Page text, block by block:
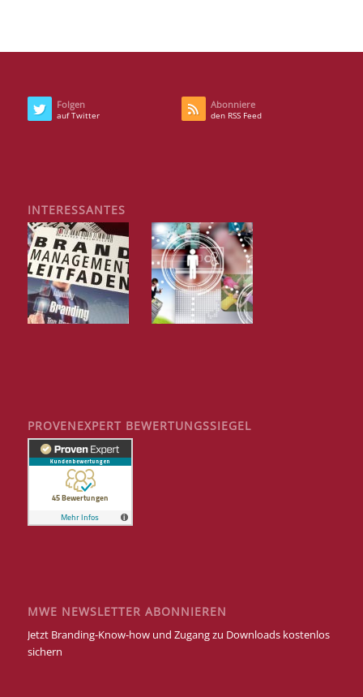
Folgen
auf Twitter
Abonniere
den RSS Feed
INTERESSANTES
PROVENEXPERT BEWERTUNGSSIEGEL
MWE NEWSLETTER ABONNIEREN
Jetzt Branding-Know-how und Zugang zu Downloads kostenlos
sichern